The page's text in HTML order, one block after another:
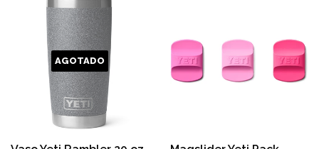
AGOTADO